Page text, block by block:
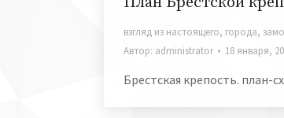
взгляд из настоящего, города,
Автор: administrator 18 января,
Брестская крепость. план-